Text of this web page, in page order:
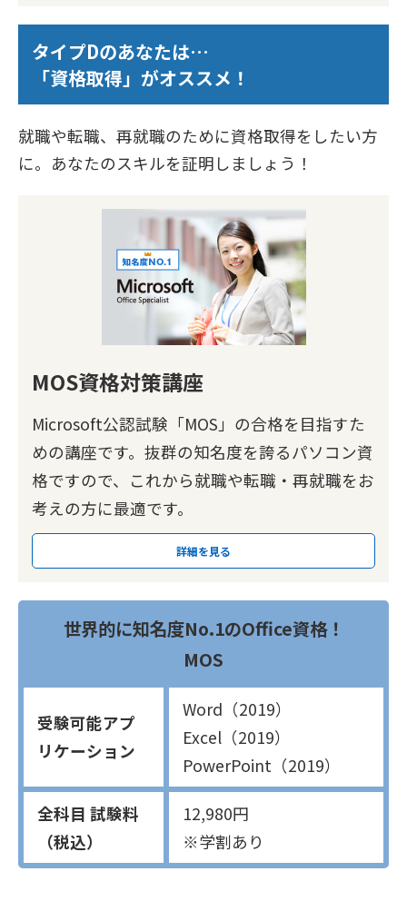
タイプDのあなたは…
「資格取得」がオススメ！
就職や転職、再就職のために資格取得をしたい方
に。あなたのスキルを証明しましょう！
MOS資格対策講座
Microsoft公認試験「MOS」の合格を目指すた
めの講座です。抜群の知名度を誇るパソコン資
格ですので、これから就職や転職・再就職をお
考えの方に最適です。
詳細を見る
世界的に知名度No.1のOffice資格！
MOS
受験可能アプ
リケーション
Word（2019）
Excel（2019）
PowerPoint（2019）
全科目 試験料
（税込）
12,980円
※学割あり